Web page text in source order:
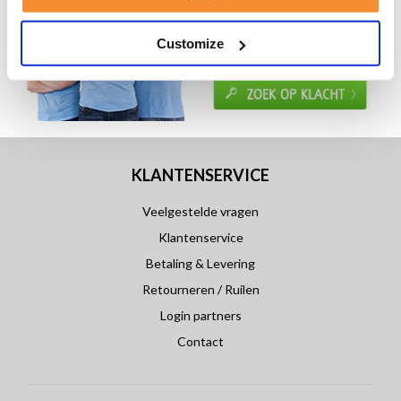
Customize
KLANTENSERVICE
Veelgestelde vragen
Klantenservice
Betaling & Levering
Retourneren / Ruilen
Login partners
Contact